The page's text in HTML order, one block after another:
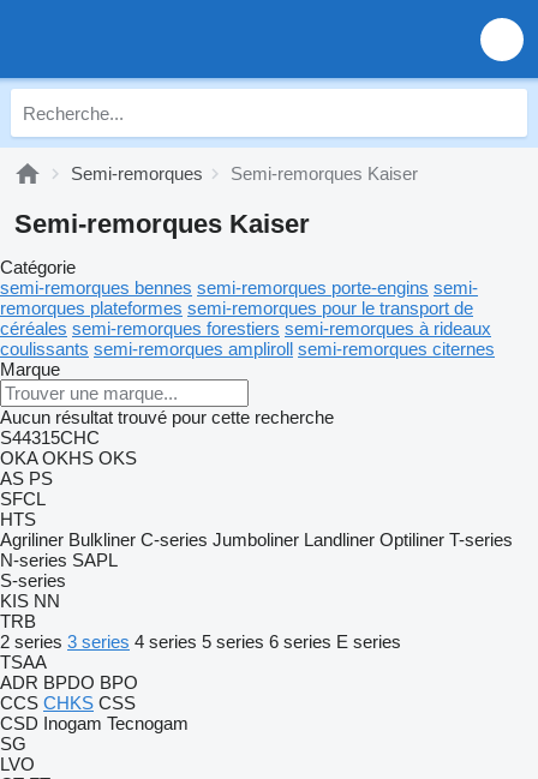
Semi-remorques Semi-remorques Kaiser
Semi-remorques Kaiser
Catégorie
semi-remorques bennes semi-remorques porte-engins semi-
remorques plateformes semi-remorques pour le transport de
céréales semi-remorques forestiers semi-remorques à rideaux
coulissants semi-remorques ampliroll semi-remorques citernes
Marque
Aucun résultat trouvé pour cette recherche
S44315CHC
OKA OKHS OKS
AS PS
SFCL
HTS
Agriliner Bulkliner C-series Jumboliner Landliner Optiliner T-series
N-series SAPL
S-series
KIS NN
TRB
2 series 3 series 4 series 5 series 6 series E series
TSAA
ADR BPDO BPO
CCS CHKS CSS
CSD Inogam Tecnogam
SG
LVO